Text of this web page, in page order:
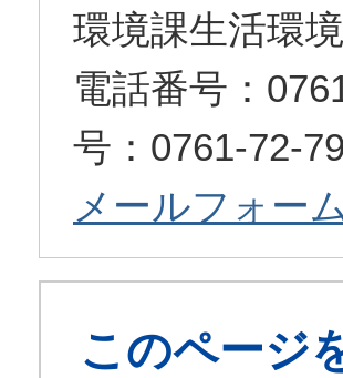
環境課生活環
電話番号：
号：0761-72-
メールフォー
このページ